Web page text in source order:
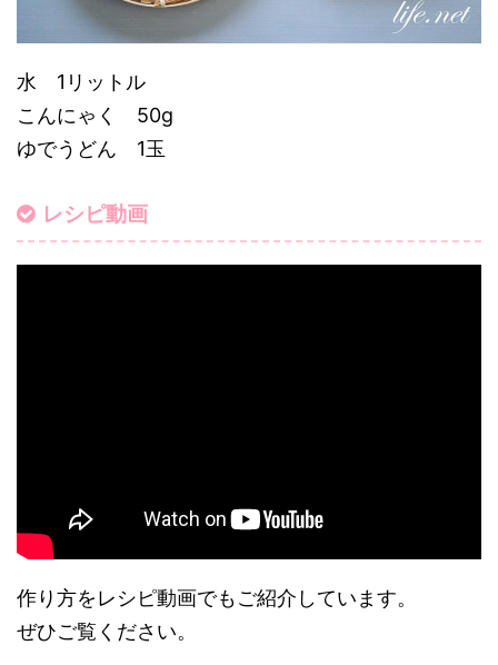
水 1リットル
こんにゃく 50g
ゆでうどん 1玉
レシピ動画
作り方をレシピ動画でもご紹介しています。
ぜひご覧ください。